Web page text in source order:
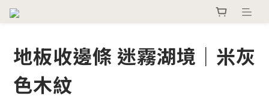
地板收邊條 迷霧湖境｜米灰
色木紋